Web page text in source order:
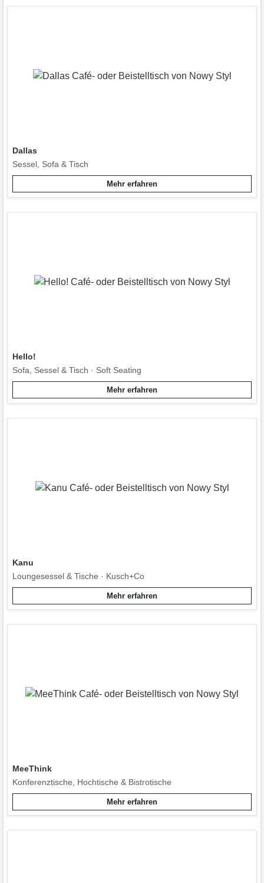
Dallas
Sessel, Sofa & Tisch
Mehr erfahren
Hello!
Sofa, Sessel & Tisch · Soft Seating
Mehr erfahren
Kanu
Loungesessel & Tische · Kusch+Co
Mehr erfahren
MeeThink
Konferenztische, Hochtische & Bistrotische
Mehr erfahren